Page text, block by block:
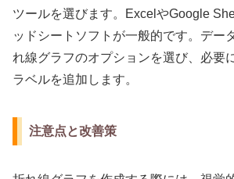
ツールを選びます。ExcelやGoogle
ッドシートソフトが一般的です。デー
れ線グラフのオプションを選び、必要
ラベルを追加します。
注意点と改善策